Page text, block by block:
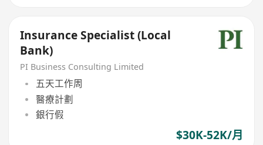
Insurance Specialist (Local
Bank)
PI Business Consulting Limited
五天工作周
醫療計劃
銀行假
$30K-52K/月